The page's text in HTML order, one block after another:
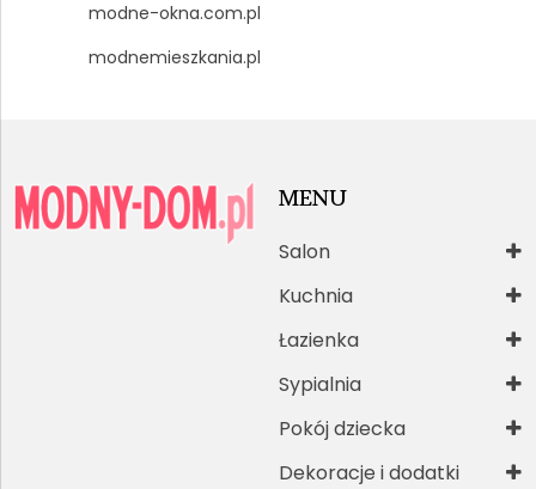
modne-okna.com.pl
modnemieszkania.pl
MENU
Salon
Kuchnia
Łazienka
Sypialnia
Pokój dziecka
Dekoracje i dodatki